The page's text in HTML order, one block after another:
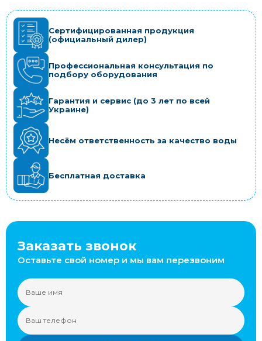
Сертифицированная продукция
(официальный дилер)
Профессиональная консультация по
подбору оборудования
Гарантия и сервис (до 3 лет по всей
Украине)
Несём ответственность за качество воды
Бесплатная доставка
Заказать звонок
Оставьте свой номер и мы вам перезвоним